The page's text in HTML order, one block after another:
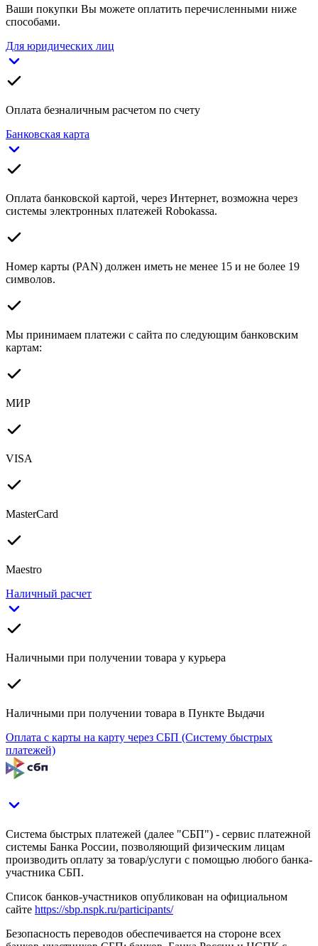
Ваши покупки Вы можете оплатить перечисленными ниже
способами.
Для юридических лиц
Оплата безналичным расчетом по счету
Банковская карта
Оплата банковской картой, через Интернет, возможна через
системы электронных платежей Robokassa.
Номер карты (PAN) должен иметь не менее 15 и не более 19
символов.
Мы принимаем платежи с сайта по следующим банковским
картам:
МИР
VISA
MasterCard
Maestro
Наличный расчет
Наличными при получении товара у курьера
Наличными при получении товара в Пункте Выдачи
Оплата с карты на карту через СБП (Систему быстрых
платежей)
Система быстрых платежей (далее "СБП") - сервис платежной
системы Банка России, позволяющий физическим лицам
производить оплату за товар/услуги с помощью любого банка-
участника СБП.
Список банков-участников опубликован на официальном
сайте https://sbp.nspk.ru/participants/
Безопасность переводов обеспечивается на стороне всех